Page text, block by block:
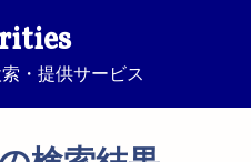
・提供サービス